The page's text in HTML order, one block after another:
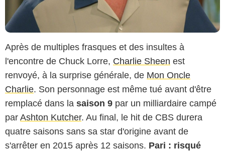
Après de multiples frasques et des insultes à
l'encontre de Chuck Lorre, Charlie Sheen est
renvoyé, à la surprise générale, de Mon Oncle
Charlie. Son personnage est même tué avant d'être
remplacé dans la saison 9 par un milliardaire campé
par Ashton Kutcher. Au final, le hit de CBS durera
quatre saisons sans sa star d'origine avant de
s'arrêter en 2015 après 12 saisons. Pari : risqué